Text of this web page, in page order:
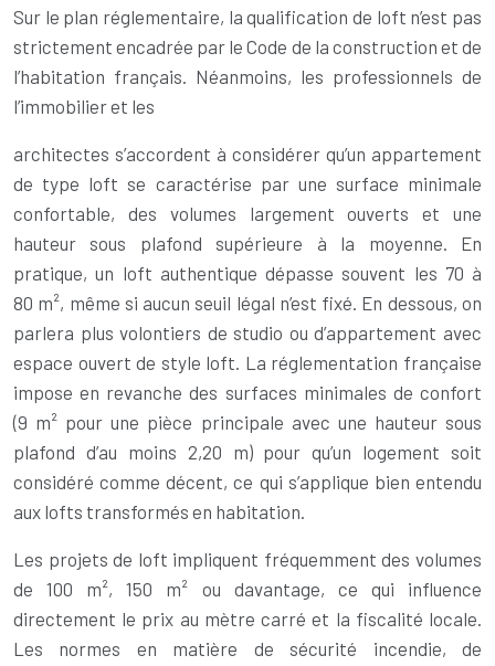
Sur le plan réglementaire, la qualification de loft n’est pas
strictement encadrée par le Code de la construction et de
l’habitation français. Néanmoins, les professionnels de
l’immobilier et les
architectes s’accordent à considérer qu’un appartement
de type loft se caractérise par une surface minimale
confortable, des volumes largement ouverts et une
hauteur sous plafond supérieure à la moyenne. En
pratique, un loft authentique dépasse souvent les 70 à
80 m², même si aucun seuil légal n’est fixé. En dessous, on
parlera plus volontiers de studio ou d’appartement avec
espace ouvert de style loft. La réglementation française
impose en revanche des surfaces minimales de confort
(9 m² pour une pièce principale avec une hauteur sous
plafond d’au moins 2,20 m) pour qu’un logement soit
considéré comme décent, ce qui s’applique bien entendu
aux lofts transformés en habitation.
Les projets de loft impliquent fréquemment des volumes
de 100 m², 150 m² ou davantage, ce qui influence
directement le prix au mètre carré et la fiscalité locale.
Les normes en matière de sécurité incendie, de